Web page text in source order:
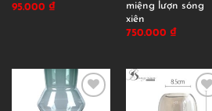
95.000 ₫
miệng lượn sóng
xiên
750.000 ₫